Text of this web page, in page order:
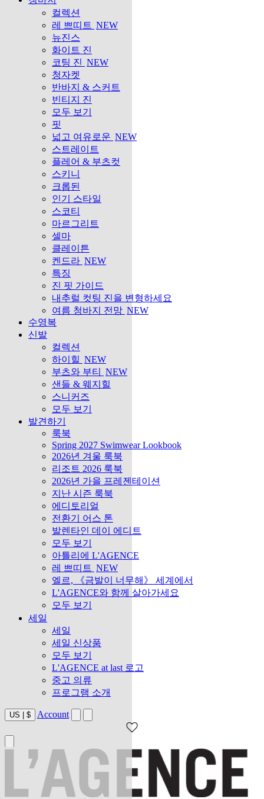
컬렉션
레 쁘띠트 NEW
뉴진스
화이트 진
코팅 진 NEW
청자켓
반바지 & 스커트
빈티지 진
모두 보기
핏
넓고 여유로운 NEW
스트레이트
플레어 & 부츠컷
스키니
크롭된
인기 스타일
스코티
마르그리트
셀마
클레이튼
켄드라 NEW
특징
진 핏 가이드
내추럴 컷팅 진을 변형하세요
여름 청바지 전망 NEW
수영복
신발
컬렉션
하이힐 NEW
부츠와 부티
NEW
샌들 & 웨지힐
스니커즈
모두 보기
발견하기
룩북
Spring 2027 Swimwear Lookbook
2026년 겨울 룩북
리조트 2026 룩북
2026년 가을 프레젠테이션
지난 시즌 룩북
에디토리얼
전환기 어스 톤
발렌타인 데이 에디트
모두 보기
아틀리에 L'AGENCE
레 쁘띠트 NEW
엘르, 《금발이 너무해》 세계에서
L'AGENCE와 함께 살아가세요
모두 보기
세일
세일
세일 신상품
모두 보기
L'AGENCE at last 로고
중고 의류
프로그램 소개
US $ Account